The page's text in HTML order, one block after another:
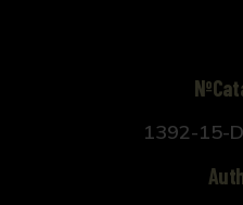
1392-15-